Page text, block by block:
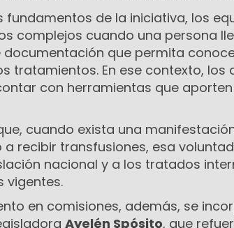
fundamentos de la iniciativa, los
complejos cuando una persona
documentación que permita
tratamientos. En ese contexto, los
con herramientas que
cuando exista una
a recibir transfusiones, esa
nacional y a los tratados
vigentes.
en comisiones, además, se
Ayelén Spósito, que